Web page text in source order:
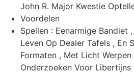
John R. Major Kwestie
Voordelen
Spellen : Eenarmige Bandiet
Leven Op Dealer Tafels , En
Formaten , Met Licht
Onderzoeken Voor Libertijns